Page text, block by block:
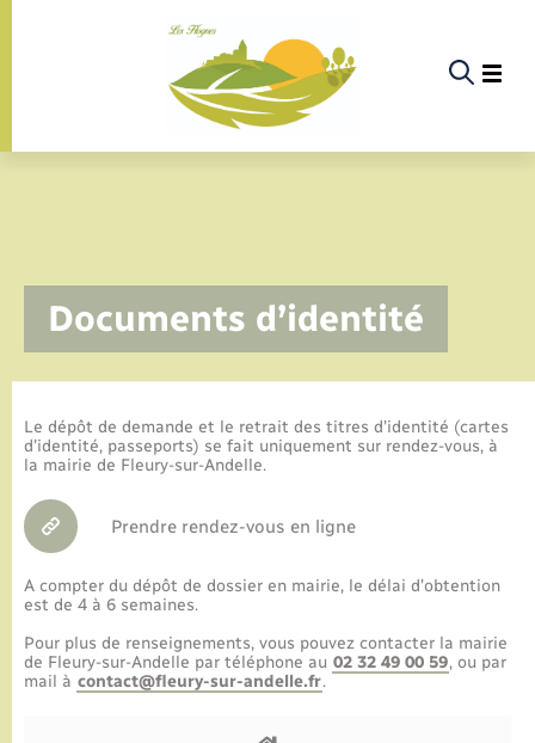
La commune
Actualités
Documents d’identité
Le dépôt de demande et le retrait des titres d’identité (cartes
d’identité, passeports) se fait uniquement sur rendez-vous, à
la mairie de Fleury-sur-Andelle.
Prendre rendez-vous en ligne
A compter du dépôt de dossier en mairie, le délai d’obtention
est de 4 à 6 semaines.
Pour plus de renseignements, vous pouvez contacter la mairie
de Fleury-sur-Andelle par téléphone au 02 32 49 00 59, ou par
mail à contact@fleury-sur-andelle.fr.